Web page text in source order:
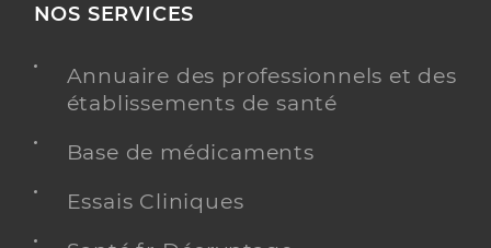
NOS SERVICES
Annuaire des professionnels et des
établissements de santé
Base de médicaments
Essais Cliniques